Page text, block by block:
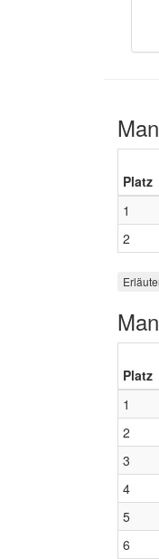
Platz
1
2
Platz
1
2
3
4
5
6